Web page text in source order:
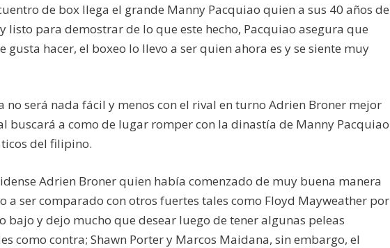
de box llega el grande Manny Pacquiao quien a sus 40 años de
listo para demostrar de lo que este hecho, Pacquiao asegura que
gusta hacer, el boxeo lo llevo a ser quien ahora es y se siente muy
no será nada fácil y menos con el rival en turno Adrien Broner mejor
buscará a como de lugar romper con la dinastía de Manny Pacquiao
del filipino.
Adrien Broner quien había comenzado de muy buena manera
a ser comparado con otros fuertes tales como Floyd Mayweather por
y dejo mucho que desear luego de tener algunas peleas
como contra; Shawn Porter y Marcos Maidana, sin embargo, el